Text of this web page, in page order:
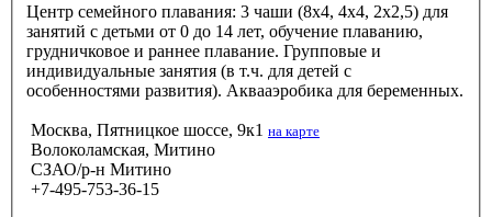
Центр семейного плавания: 3 чаши (8x4, 4x4, 2x2,5) для
занятий с детьми от 0 до 14 лет, обучение плаванию,
грудничковое и раннее плавание. Групповые и
индивидуальные занятия (в т.ч. для детей с
особенностями развития). Аквааэробика для беременных.
Москва, Пятницкое шоссе, 9к1 на карте
Волоколамская, Митино
СЗАО/р-н Митино
+7-495-753-36-15